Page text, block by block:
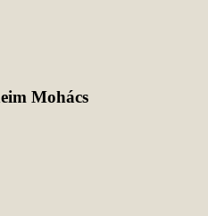
Mohács